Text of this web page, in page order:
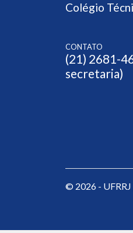
Colégio
CONTATO
(21) 2681-
secretaria)
© 2026 - UFRRJ